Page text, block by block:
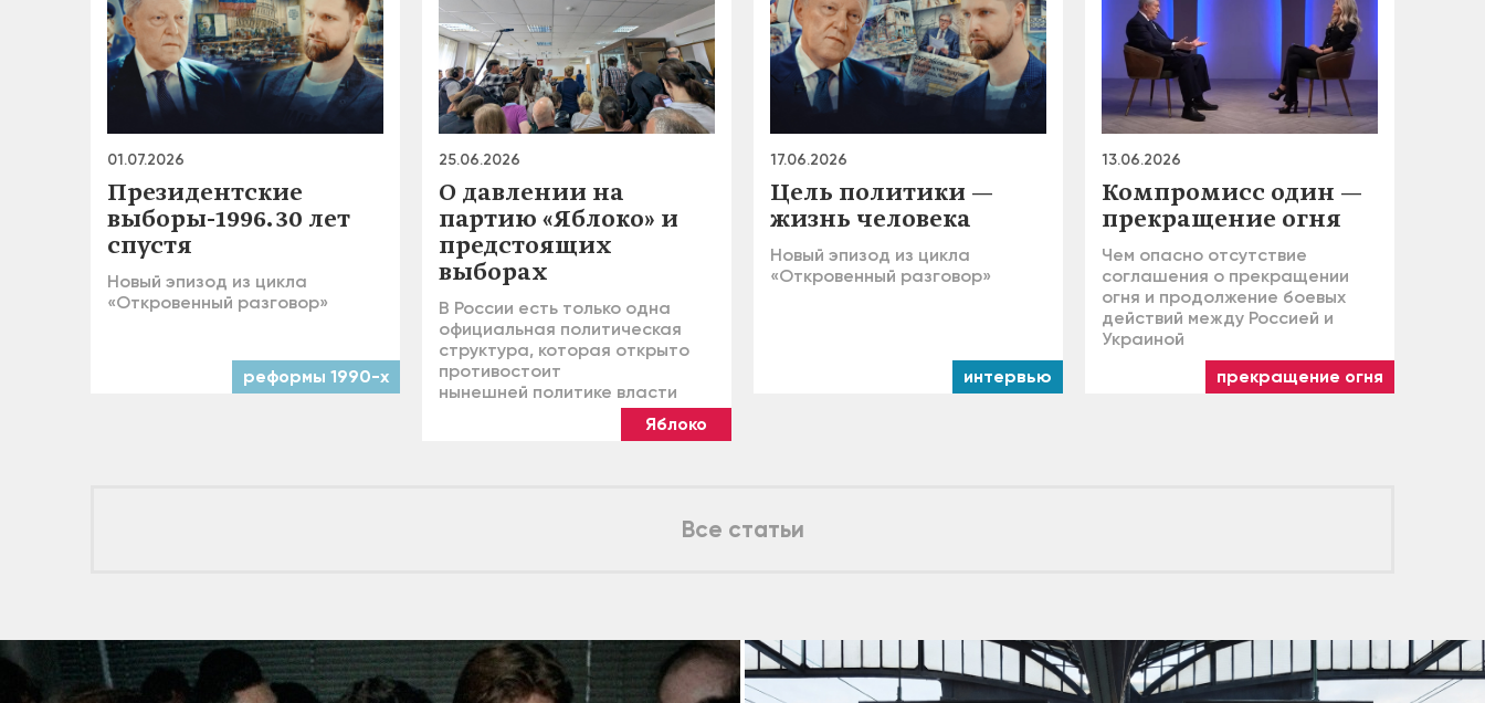
01.07.2026
Президентские
выборы-1996. 30 лет
спустя
Новый эпизод из цикла
«Откровенный разговор»
реформы 1990-х
25.06.2026
О давлении на
партию «Яблоко» и
предстоящих
выборах
В России есть только одна
официальная политическая
структура, которая открыто
противостоит
нынешней политике власти
Яблоко
17.06.2026
Цель политики —
жизнь человека
Новый эпизод из цикла
«Откровенный разговор»
интервью
13.06.2026
Компромисс один —
прекращение огня
Чем опасно отсутствие
соглашения о прекращении
огня и продолжение боевых
действий между Россией и
Украиной
прекращение огня
Все статьи